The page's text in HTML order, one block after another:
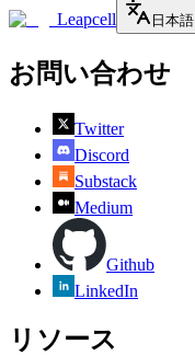
Leapcell 日本語
お問い合わせ
Twitter
Discord
Substack
Medium
Github
LinkedIn
リソース